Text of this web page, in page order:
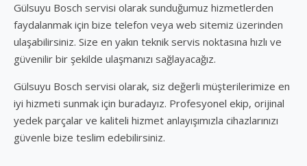
Gülsuyu Bosch servisi olarak sunduğumuz hizmetlerden
faydalanmak için bize telefon veya web sitemiz üzerinden
ulaşabilirsiniz. Size en yakın teknik servis noktasına hızlı ve
güvenilir bir şekilde ulaşmanızı sağlayacağız.
Gülsuyu Bosch servisi olarak, siz değerli müşterilerimize en
iyi hizmeti sunmak için buradayız. Profesyonel ekip, orijinal
yedek parçalar ve kaliteli hizmet anlayışımızla cihazlarınızı
güvenle bize teslim edebilirsiniz.